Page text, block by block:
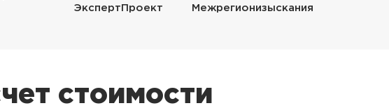
ЭкспертПроект
Межрегионизыскания
стоимости